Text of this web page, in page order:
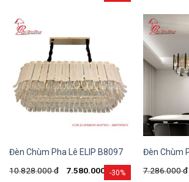
-30%
Đèn Chùm Pha Lê ELIP B8097
10.828.000đ 7.580.000 đ
Đèn Chùm
7.286.000đ